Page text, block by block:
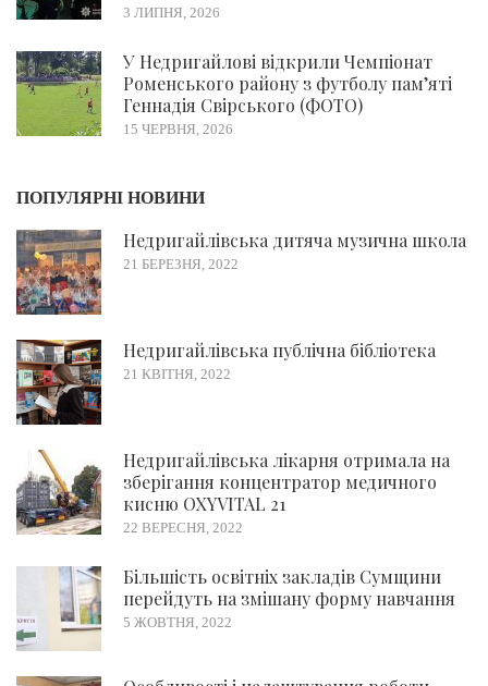
3 ЛИПНЯ, 2026
У Недригайлові відкрили Чемпіонат
Роменського району з футболу пам’яті
Геннадія Свірського (ФОТО)
15 ЧЕРВНЯ, 2026
ПОПУЛЯРНІ НОВИНИ
Недригайлівська дитяча музична школа
21 БЕРЕЗНЯ, 2022
Недригайлівська публічна бібліотека
21 КВІТНЯ, 2022
Недригайлівська лікарня отримала на
зберігання концентратор медичного
кисню OXYVITAL 21
22 ВЕРЕСНЯ, 2022
Більшість освітніх закладів Сумщини
перейдуть на змішану форму навчання
5 ЖОВТНЯ, 2022